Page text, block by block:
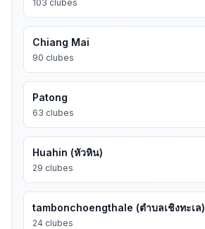
103 clubes
Chiang Mai
90 clubes
Patong
63 clubes
Huahin (หัวหิน)
29 clubes
tambonchoengthale (ตำบลเชิงทะเล)
24 clubes